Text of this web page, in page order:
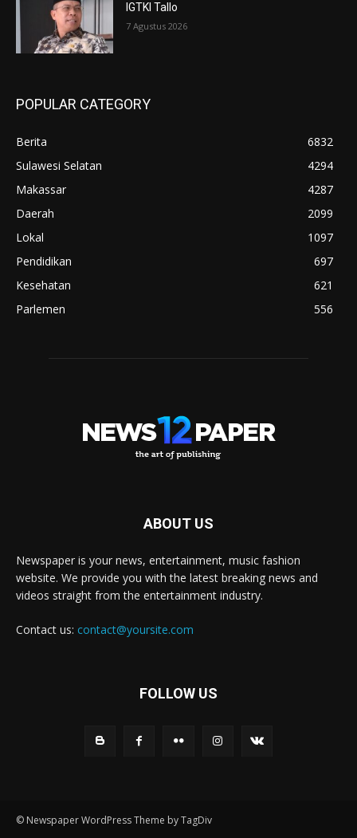
IGTKI Tallo
7 Agustus 2026
POPULAR CATEGORY
Berita
6832
Sulawesi Selatan
4294
Makassar
4287
Daerah
2099
Lokal
1097
Pendidikan
697
Kesehatan
621
Parlemen
556
ABOUT US
Newspaper is your news, entertainment, music fashion
website. We provide you with the latest breaking news and
videos straight from the entertainment industry.
Contact us: contact@yoursite.com
FOLLOW US
© Newspaper WordPress Theme by TagDiv